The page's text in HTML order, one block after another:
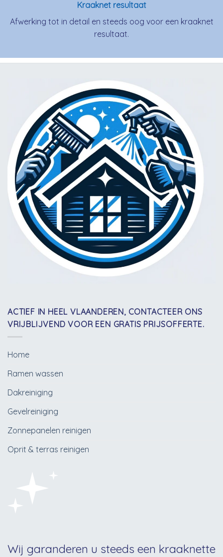
Kraaknet resultaat
Afwerking tot in detail en steeds oog voor een kraaknet
resultaat.
ACTIEF IN HEEL VLAANDEREN, CONTACTEER ONS
VRIJBLIJVEND VOOR EEN GRATIS PRIJSOFFERTE.
Home
Ramen wassen
Dakreiniging
Gevelreiniging
Zonnepanelen reinigen
Oprit & terras reinigen
Wij garanderen u steeds een kraaknette